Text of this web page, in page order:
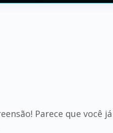
Parece que você